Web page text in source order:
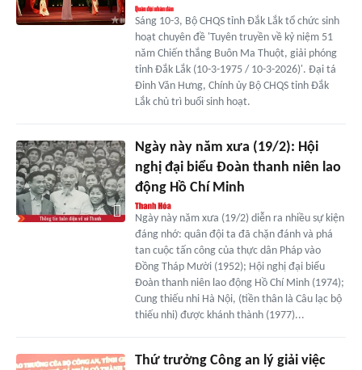
Sáng 10-3, Bộ CHQS tỉnh Đắk Lắk tổ chức sinh
hoạt chuyên đề 'Tuyên truyền về kỷ niệm 51
năm Chiến thắng Buôn Ma Thuột, giải phóng
tỉnh Đắk Lắk (10-3-1975 / 10-3-2026)'. Đại tá
Đinh Văn Hưng, Chính ủy Bộ CHQS tỉnh Đắk
Lắk chủ trì buổi sinh hoạt.
Ngày này năm xưa (19/2): Hội
nghị đại biểu Đoàn thanh niên lao
động Hồ Chí Minh
Ngày này năm xưa (19/2) diễn ra nhiều sự kiện
đáng nhớ: quân đội ta đã chặn đánh và phá
tan cuộc tấn công của thực dân Pháp vào
Đồng Tháp Mười (1952); Hội nghị đại biểu
Đoàn thanh niên lao động Hồ Chí Minh (1974);
Cung thiếu nhi Hà Nội, (tiền thân là Câu lạc bộ
thiếu nhi) được khánh thành (1977)...
Thứ trưởng Công an lý giải việc